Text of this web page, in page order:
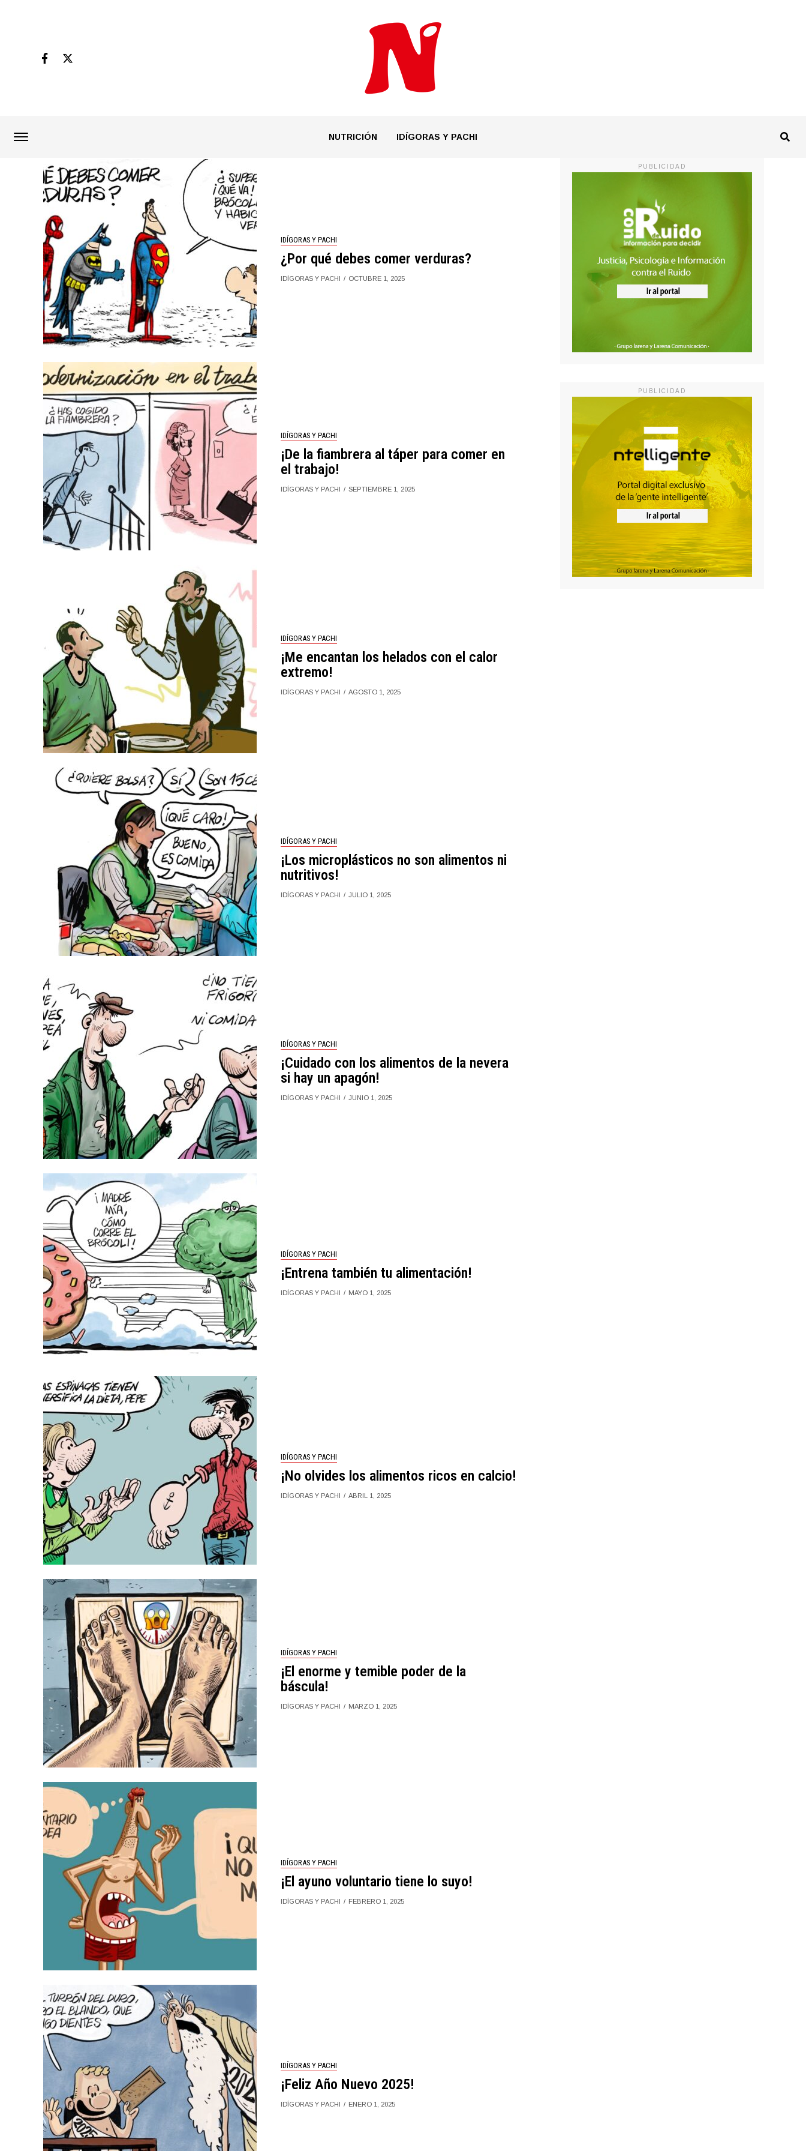
NUTRICIÓN IDÍGORAS Y PACHI
IDÍGORAS Y PACHI
¿Por qué debes comer verduras?
IDÍGORAS Y PACHI OCTUBRE 1, 2025
IDÍGORAS Y PACHI
¡De la fiambrera al táper para comer en
el trabajo!
IDÍGORAS Y PACHI SEPTIEMBRE 1, 2025
IDÍGORAS Y PACHI
¡Me encantan los helados con el calor
extremo!
IDÍGORAS Y PACHI AGOSTO 1, 2025
IDÍGORAS Y PACHI
¡Los microplásticos no son alimentos ni
nutritivos!
IDÍGORAS Y PACHI JULIO 1, 2025
IDÍGORAS Y PACHI
¡Cuidado con los alimentos de la nevera
si hay un apagón!
IDÍGORAS Y PACHI JUNIO 1, 2025
IDÍGORAS Y PACHI
¡Entrena también tu alimentación!
IDÍGORAS Y PACHI MAYO 1, 2025
IDÍGORAS Y PACHI
¡No olvides los alimentos ricos en calcio!
IDÍGORAS Y PACHI ABRIL 1, 2025
IDÍGORAS Y PACHI
¡El enorme y temible poder de la
báscula!
IDÍGORAS Y PACHI MARZO 1, 2025
IDÍGORAS Y PACHI
¡El ayuno voluntario tiene lo suyo!
IDÍGORAS Y PACHI FEBRERO 1, 2025
IDÍGORAS Y PACHI
¡Feliz Año Nuevo 2025!
IDÍGORAS Y PACHI ENERO 1, 2025
PUBLICIDAD
PUBLICIDAD